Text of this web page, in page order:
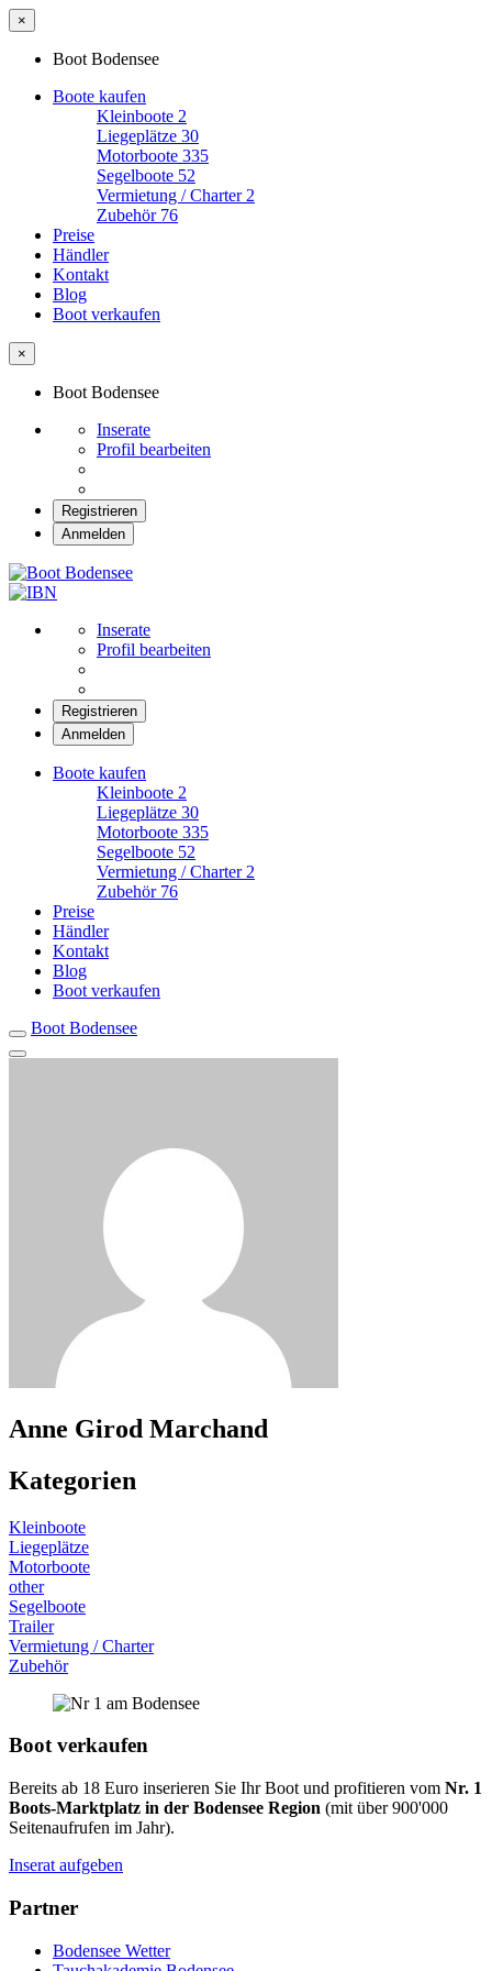
×
Boot Bodensee
Boote kaufen
Kleinboote 2
Liegeplätze 30
Motorboote 335
Segelboote 52
Vermietung / Charter 2
Zubehör 76
Preise
Händler
Kontakt
Blog
Boot verkaufen
×
Boot Bodensee
Inserate
Profil bearbeiten
Registrieren
Anmelden
Inserate
Profil bearbeiten
Registrieren
Anmelden
Boote kaufen
Kleinboote 2
Liegeplätze 30
Motorboote 335
Segelboote 52
Vermietung / Charter 2
Zubehör 76
Preise
Händler
Kontakt
Blog
Boot verkaufen
Boot Bodensee
Anne Girod Marchand
Kategorien
Kleinboote
Liegeplätze
Motorboote
other
Segelboote
Trailer
Vermietung / Charter
Zubehör
Boot verkaufen
Bereits ab 18 Euro inserieren Sie Ihr Boot und profitieren vom Nr. 1
Boots-Marktplatz in der Bodensee Region (mit über 900'000
Seitenaufrufen im Jahr).
Inserat aufgeben
Partner
Bodensee Wetter